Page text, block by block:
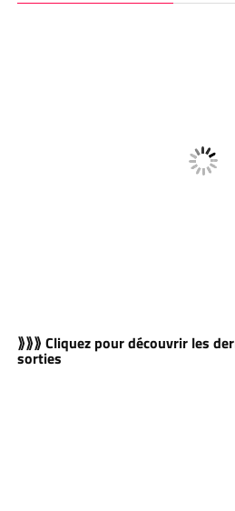
⟫⟫⟫ Cliquez pour découvrir les
sorties